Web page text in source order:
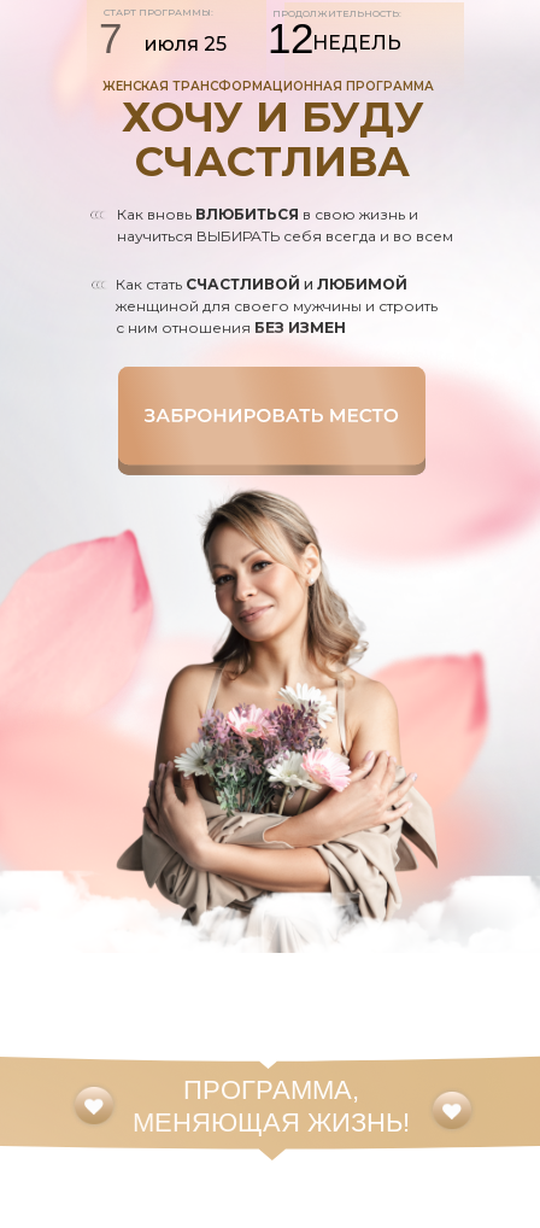
ЖЕНСКАЯ ТРАНСФОРМАЦИОННАЯ ПРОГРАММА
ХОЧУ И БУДУ
СЧАСТЛИВА
Как стать СЧАСТЛИВОЙ и ЛЮБИМОЙ
женщиной для своего мужчины и строить
с ним отношения БЕЗ ИЗМЕН
7 июля 25
СТАРТ ПРОГРАММЫ:
12НЕДЕЛЬ
ПРОДОЛЖИТЕЛЬНОСТЬ:
Как вновь ВЛЮБИТЬСЯ в свою жизнь и
научиться ВЫБИРАТЬ себя всегда и во всем
ПРОГРАММА,
МЕНЯЮЩАЯ ЖИЗНЬ!